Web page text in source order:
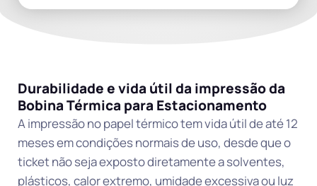
Durabilidade e vida útil da impressão da
Bobina Térmica para Estacionamento
A impressão no papel térmico tem vida útil de até 12
meses em condições normais de uso, desde que o
ticket não seja exposto diretamente a solventes,
plásticos, calor extremo, umidade excessiva ou luz